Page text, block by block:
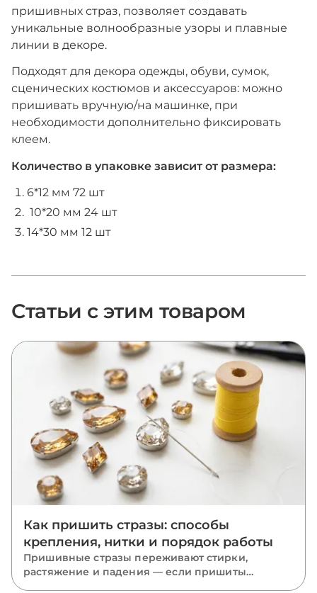
пришивных страз, позволяет создавать
уникальные волнообразные узоры и плавные
линии в декоре.
Подходят для декора одежды, обуви, сумок,
сценических костюмов и аксессуаров: можно
пришивать вручную/на машинке, при
необходимости дополнительно фиксировать
клеем.
Количество в упаковке зависит от размера:
6*12 мм 72 шт
10*20 мм 24 шт
14*30 мм 12 шт
Статьи с этим товаром
Как пришить стразы: способы
крепления, нитки и порядок работы
Пришивные стразы переживают стирки,
растяжение и падения — если пришиты